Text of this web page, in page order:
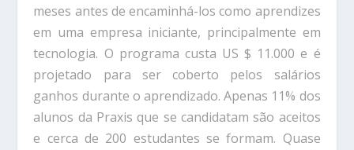
meses antes de encaminhá-los como aprendizes
em uma empresa iniciante, principalmente em
tecnologia. O programa custa US $ 11.000 e é
projetado para ser coberto pelos salários
ganhos durante o aprendizado. Apenas 11% dos
alunos da Praxis que se candidatam são aceitos
e cerca de 200 estudantes se formam. Quase